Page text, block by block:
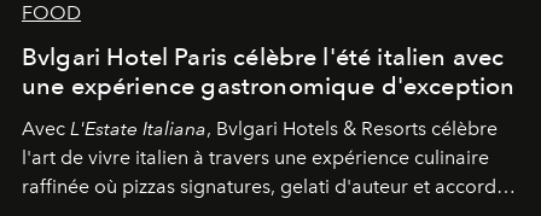
FOOD
Bvlgari Hotel Paris célèbre l'été italien avec
une expérience gastronomique d'exception
Avec L'Estate Italiana, Bvlgari Hotels & Resorts célèbre
l'art de vivre italien à travers une expérience culinaire
raffinée où pizzas signatures, gelati d'auteur et accords